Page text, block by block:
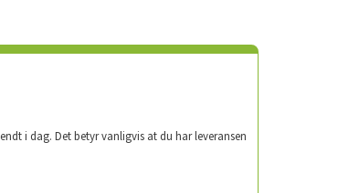
i dag. Det betyr vanligvis at du har leveransen